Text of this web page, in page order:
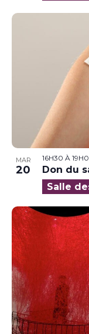
MAR
20
16H30 À
Don du
Salle